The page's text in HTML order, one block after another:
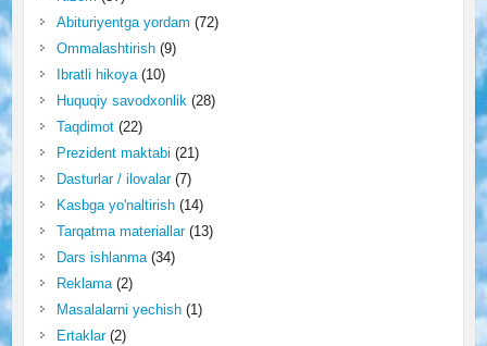
Abituriyentga yordam (72)
Ommalashtirish(9)
Ibratli hikoya(10)
Huquqiy savodxonlik (28)
Taqdimot(22)
Prezident maktabi (21)
Dasturlar / ilovalar(7)
Kasbga yo'naltirish(14)
Tarqatma materiallar(13)
Dars ishlanma(34)
Reklama(2)
Masalalarni yechish(1)
Ertaklar(2)